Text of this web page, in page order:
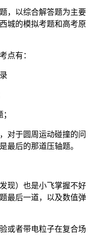
，以综合解答题为主要
城的模拟考题和高考原
点有：
对于圆周运动碰撞的问
最后的那道压轴题。
现）也是小飞掌握不好
最后一道，以及数值弹
或者带电粒子在复合场